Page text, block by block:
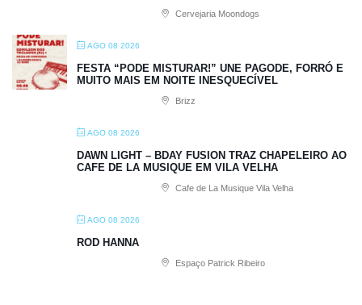
Cervejaria Moondogs
AGO 08 2026
FESTA “PODE MISTURAR!” UNE PAGODE, FORRÓ E
MUITO MAIS EM NOITE INESQUECÍVEL
Brizz
AGO 08 2026
DAWN LIGHT – BDAY FUSION TRAZ CHAPELEIRO AO
CAFE DE LA MUSIQUE EM VILA VELHA
Cafe de La Musique Vila Velha
AGO 08 2026
ROD HANNA
Espaço Patrick Ribeiro